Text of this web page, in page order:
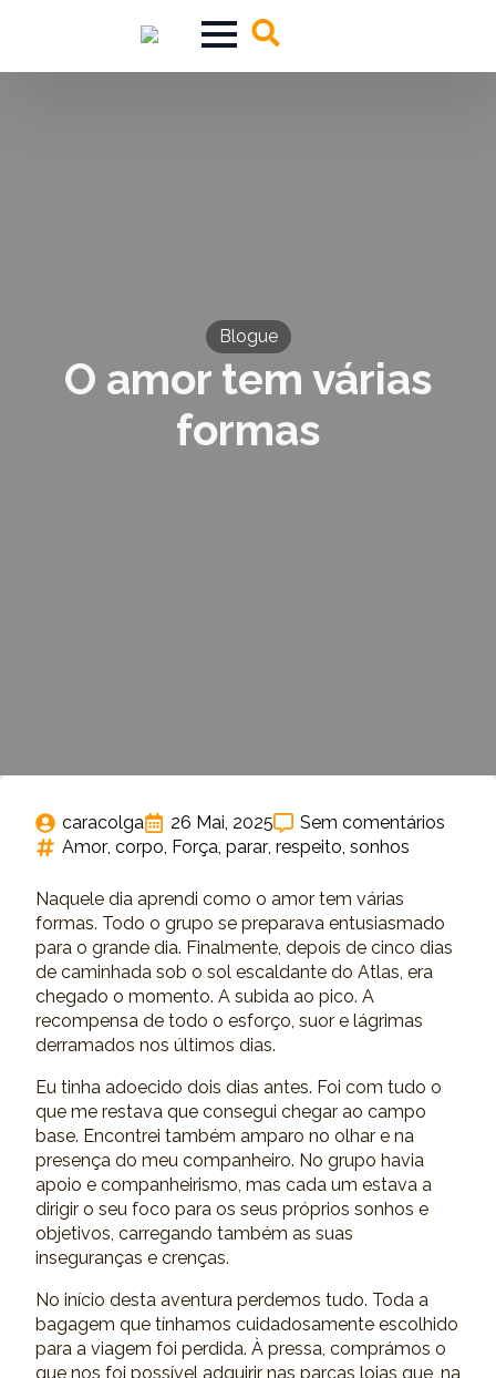
Search
Blogue
O amor tem várias
formas
caracolga 26 Mai, 2025
Sem comentários
Amor corpo Força parar respeito sonhos
Naquele dia aprendi como o amor tem várias
formas. Todo o grupo se preparava entusiasmado
para o grande dia. Finalmente, depois de cinco dias
de caminhada sob o sol escaldante do Atlas, era
chegado o momento. A subida ao pico. A
recompensa de todo o esforço, suor e lágrimas
derramados nos últimos dias.
Eu tinha adoecido dois dias antes. Foi com tudo o
que me restava que consegui chegar ao campo
base. Encontrei também amparo no olhar e na
presença do meu companheiro. No grupo havia
apoio e companheirismo, mas cada um estava a
dirigir o seu foco para os seus próprios sonhos e
objetivos, carregando também as suas
inseguranças e crenças.
No início desta aventura perdemos tudo. Toda a
bagagem que tínhamos cuidadosamente escolhido
para a viagem foi perdida. À pressa, comprámos o
que nos foi possível adquirir nas parcas lojas que, na